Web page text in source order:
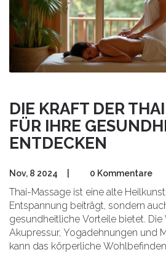
Physiotherapie genauer betrachten.
DIE KRAFT DER
FÜR IHRE
ENTDECKEN
Nov, 8 2024 0 Kommentare
Thai-Massage ist eine alte
Entspannung beiträgt, sondern
gesundheitliche Vorteile bietet.
Akupressur, Yogadehnungen und
kann das körperliche